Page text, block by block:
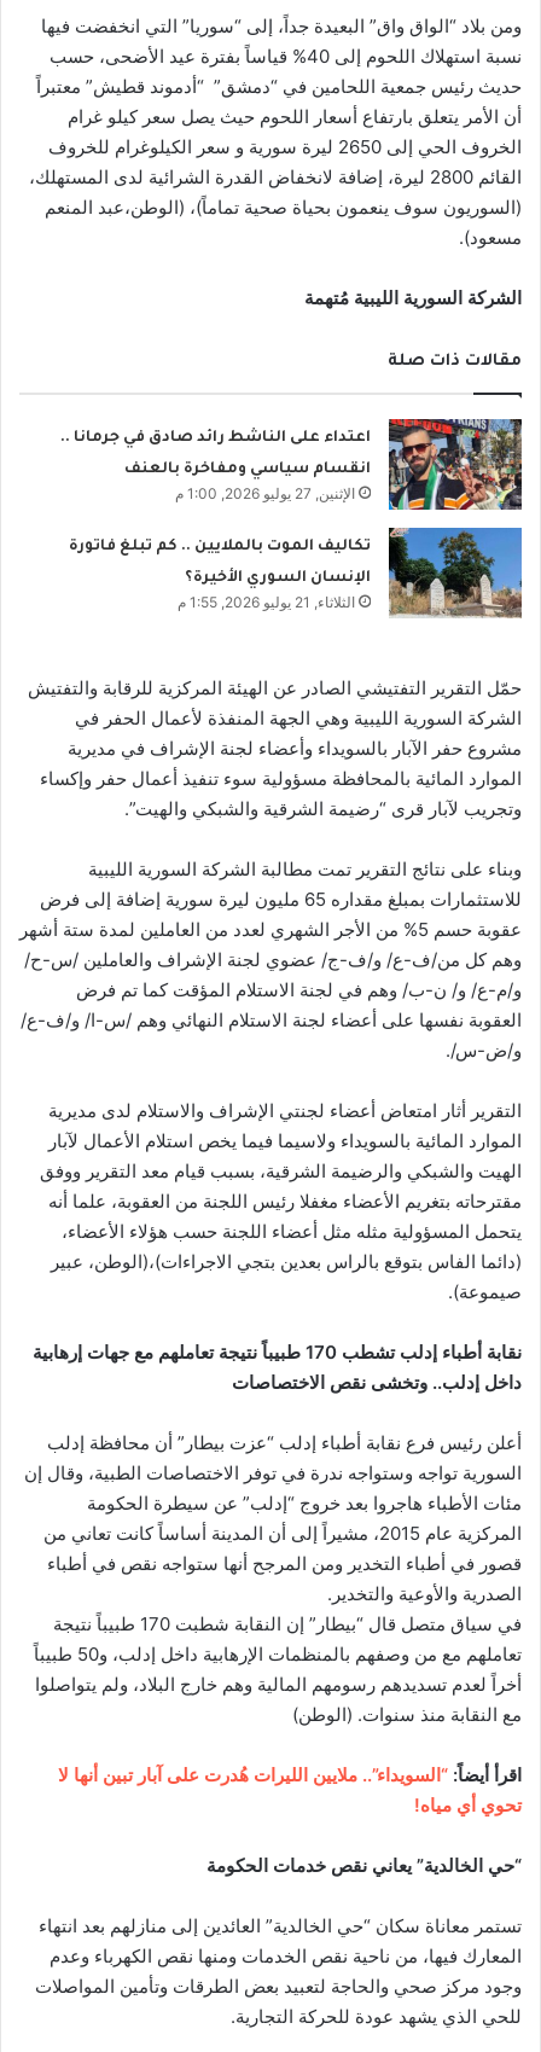
ومن بلاد “الواق واق” البعيدة جداً، إلى “سوريا” التي انخفضت فيها
نسبة استهلاك اللحوم إلى 40% قياساً بفترة عيد الأضحى، حسب
حديث رئيس جمعية اللحامين في “دمشق” “أدموند قطيش” معتبراً
أن الأمر يتعلق بارتفاع أسعار اللحوم حيث يصل سعر كيلو غرام
الخروف الحي إلى 2650 ليرة سورية و سعر الكيلوغرام للخروف
القائم 2800 ليرة، إضافة لانخفاض القدرة الشرائية لدى المستهلك،
(السوريون سوف ينعمون بحياة صحية تماماً)، (الوطن،عبد المنعم
مسعود).
الشركة السورية الليبية مُتهمة
مقالات ذات صلة
اعتداء على الناشط رائد صادق في جرمانا ..
انقسام سياسي ومفاخرة بالعنف
الإثنين, 27 يوليو 2026, 1:00 م
تكاليف الموت بالملايين .. كم تبلغ فاتورة
الإنسان السوري الأخيرة؟
الثلاثاء, 21 يوليو 2026, 1:55 م
حمّل التقرير التفتيشي الصادر عن الهيئة المركزية للرقابة والتفتيش
الشركة السورية الليبية وهي الجهة المنفذة لأعمال الحفر في
مشروع حفر الآبار بالسويداء وأعضاء لجنة الإشراف في مديرية
الموارد المائية بالمحافظة مسؤولية سوء تنفيذ أعمال حفر وإكساء
وتجريب لآبار قرى “رضيمة الشرقية والشبكي والهيت”.
وبناء على نتائج التقرير تمت مطالبة الشركة السورية الليبية
للاستثمارات بمبلغ مقداره 65 مليون ليرة سورية إضافة إلى فرض
عقوبة حسم 5% من الأجر الشهري لعدد من العاملين لمدة ستة أشهر
وهم كل من/ف-ع/ و/ف-ج/ عضوي لجنة الإشراف والعاملين /س-ح/
و/م-ع/ و/ ن-ب/ وهم في لجنة الاستلام المؤقت كما تم فرض
العقوبة نفسها على أعضاء لجنة الاستلام النهائي وهم /س-ا/ و/ف-ع/
و/ض-س/.
التقرير أثار امتعاض أعضاء لجنتي الإشراف والاستلام لدى مديرية
الموارد المائية بالسويداء ولاسيما فيما يخص استلام الأعمال لآبار
الهيت والشبكي والرضيمة الشرقية، بسبب قيام معد التقرير ووفق
مقترحاته بتغريم الأعضاء مغفلا رئيس اللجنة من العقوبة، علما أنه
يتحمل المسؤولية مثله مثل أعضاء اللجنة حسب هؤلاء الأعضاء،
(دائما الفاس بتوقع بالراس بعدين بتجي الاجراءات)،(الوطن، عبير
صيموعة).
نقابة أطباء إدلب تشطب 170 طبيباً نتيجة تعاملهم مع جهات إرهابية
داخل إدلب.. وتخشى نقص الاختصاصات
أعلن رئيس فرع نقابة أطباء إدلب “عزت بيطار” أن محافظة إدلب
السورية تواجه وستواجه ندرة في توفر الاختصاصات الطبية، وقال إن
مئات الأطباء هاجروا بعد خروج “إدلب” عن سيطرة الحكومة
المركزية عام 2015، مشيراً إلى أن المدينة أساساً كانت تعاني من
قصور في أطباء التخدير ومن المرجح أنها ستواجه نقص في أطباء
الصدرية والأوعية والتخدير.
في سياق متصل قال “بيطار” إن النقابة شطبت 170 طبيباً نتيجة
تعاملهم مع من وصفهم بالمنظمات الإرهابية داخل إدلب، و50 طبيباً
أخراً لعدم تسديدهم رسومهم المالية وهم خارج البلاد، ولم يتواصلوا
مع النقابة منذ سنوات. (الوطن)
اقرأ أيضاً: “السويداء”.. ملايين الليرات هُدرت على آبار تبين أنها لا
تحوي أي مياه!
“حي الخالدية” يعاني نقص خدمات الحكومة
تستمر معاناة سكان “حي الخالدية” العائدين إلى منازلهم بعد انتهاء
المعارك فيها، من ناحية نقص الخدمات ومنها نقص الكهرباء وعدم
وجود مركز صحي والحاجة لتعبيد بعض الطرقات وتأمين المواصلات
للحي الذي يشهد عودة للحركة التجارية.